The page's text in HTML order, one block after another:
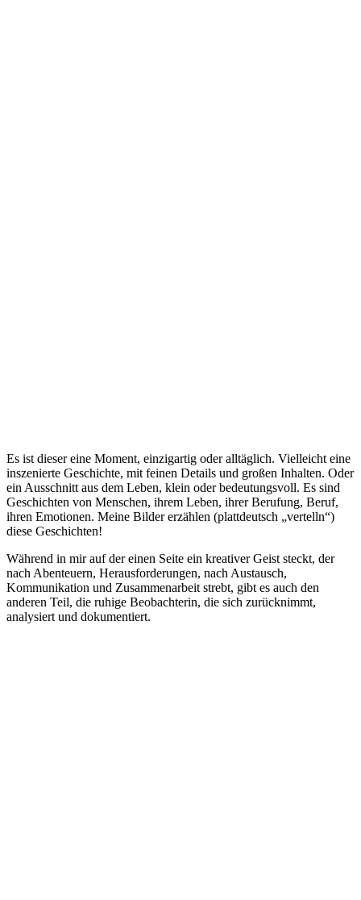
Es ist dieser eine Moment, einzigartig oder alltäglich. Vielleicht eine
inszenierte Geschichte, mit feinen Details und großen Inhalten. Oder
ein Ausschnitt aus dem Leben, klein oder bedeutungsvoll. Es sind
Geschichten von Menschen, ihrem Leben, ihrer Berufung, Beruf,
ihren Emotionen. Meine Bilder erzählen (plattdeutsch „vertelln“)
diese Geschichten!
Während in mir auf der einen Seite ein kreativer Geist steckt, der
nach Abenteuern, Herausforderungen, nach Austausch,
Kommunikation und Zusammenarbeit strebt, gibt es auch den
anderen Teil, die ruhige Beobachterin, die sich zurücknimmt,
analysiert und dokumentiert.